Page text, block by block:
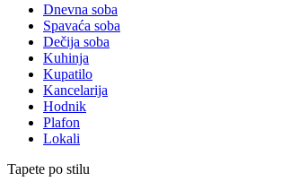
Dnevna soba
Spavaća soba
Dečija soba
Kuhinja
Kupatilo
Kancelarija
Hodnik
Plafon
Lokali
Tapete po stilu